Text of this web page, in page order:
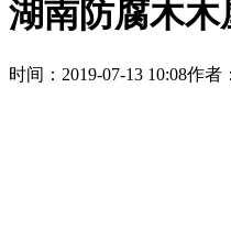
湖南防腐木
时间： 2019-07-13 10:08作者：